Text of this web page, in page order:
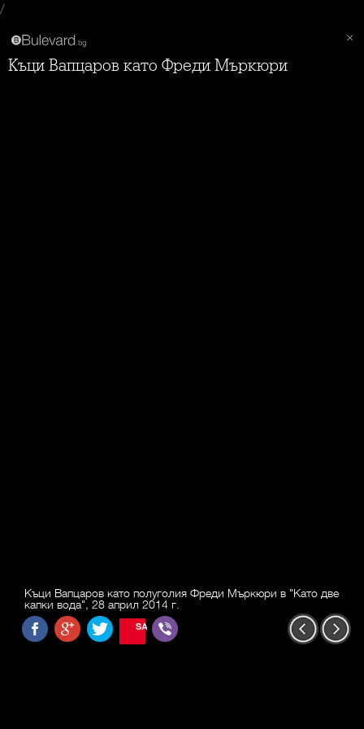
/
Къци Вапцаров като Фреди Мъркюри
Къци Вапцаров като полуголия Фреди Мъркюри в "Като две
капки вода", 28 април 2014 г.
SAVE